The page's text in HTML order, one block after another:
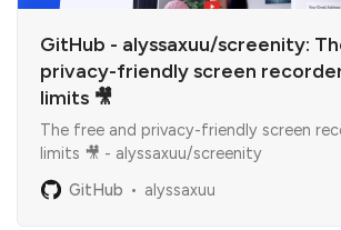
GitHub - alyssaxuu/screenity:
privacy-friendly screen
limits 🎥
The free and privacy-friendly screen
limits 🎥 - alyssaxuu/screenity
GitHub
alyssaxuu